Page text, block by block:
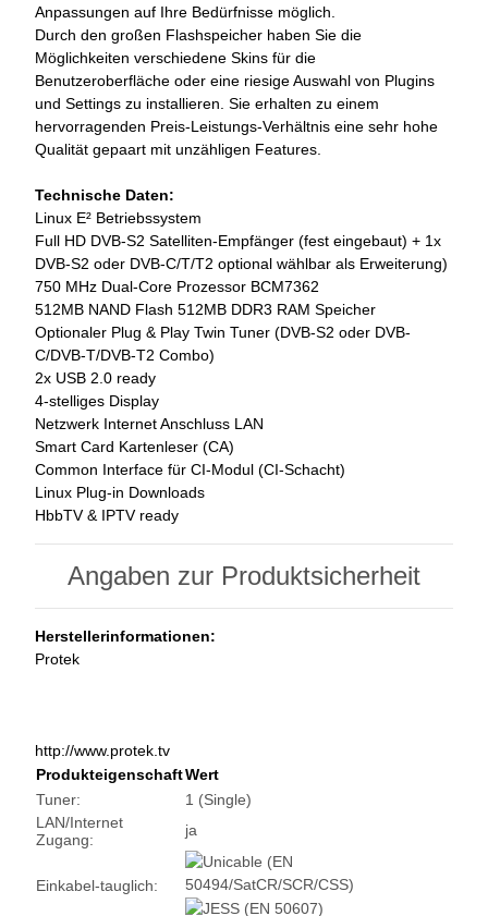
Anpassungen auf Ihre Bedürfnisse möglich.
Durch den großen Flashspeicher haben Sie die
Möglichkeiten verschiedene Skins für die
Benutzeroberfläche oder eine riesige Auswahl von Plugins
und Settings zu installieren. Sie erhalten zu einem
hervorragenden Preis-Leistungs-Verhältnis eine sehr hohe
Qualität gepaart mit unzähligen Features.
Technische Daten:
Linux E² Betriebssystem
Full HD DVB-S2 Satelliten-Empfänger (fest eingebaut) + 1x
DVB-S2 oder DVB-C/T/T2 optional wählbar als Erweiterung)
750 MHz Dual-Core Prozessor BCM7362
512MB NAND Flash 512MB DDR3 RAM Speicher
Optionaler Plug & Play Twin Tuner (DVB-S2 oder DVB-
C/DVB-T/DVB-T2 Combo)
2x USB 2.0 ready
4-stelliges Display
Netzwerk Internet Anschluss LAN
Smart Card Kartenleser (CA)
Common Interface für CI-Modul (CI-Schacht)
Linux Plug-in Downloads
HbbTV & IPTV ready
Angaben zur Produktsicherheit
Herstellerinformationen:
Protek
http://www.protek.tv
ProdukteigenschaftWert
Tuner:
1 (Single)
LAN/Internet
Zugang:
ja
Einkabel-tauglich: